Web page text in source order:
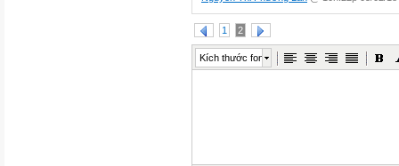
1 2
Kích thước font